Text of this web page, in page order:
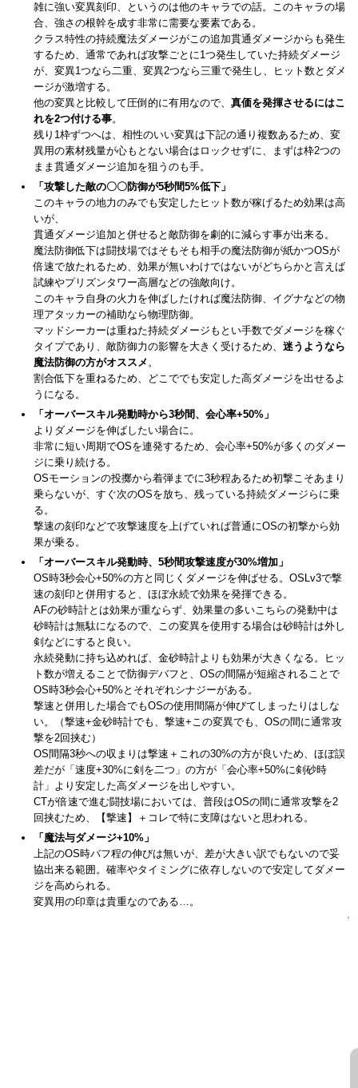
雑に強い変異刻印、というのは他のキャラでの話。このキャラの場
合、強さの根幹を成す非常に需要な要素である。
クラス特性の持続魔法ダメージがこの追加貫通ダメージからも発生
するため、通常であれば攻撃ごとに1つ発生していた持続ダメージ
が、変異1つなら二重、変異2つなら三重で発生し、ヒット数とダメ
ージが激増する。
他の変異と比較して圧倒的に有用なので、 真価を発揮させるにはこ
れを2つ付ける事。
残り1枠ずつへは、相性のいい変異は下記の通り複数あるため、変
異用の素材残量が心もとない場合はロックせずに、まずは枠2つの
まま貫通ダメージ追加を狙うのも手。
「攻撃した敵の〇〇防御が5秒間5%低下」
このキャラの地力のみでも安定したヒット数が稼げるため効果は高
いが、
貫通ダメージ追加と併せると敵防御を劇的に減らす事が出来る。
魔法防御低下は闘技場ではそもそも相手の魔法防御が紙かつOSが
倍速で放たれるため、効果が無いわけではないがどちらかと言えば
試練やプリズンタワー高層などの強敵向け。
このキャラ自身の火力を伸ばしたければ魔法防御、イグナなどの物
理アタッカーの補助なら物理防御。
マッドシーカーは重ねた持続ダメージもとい手数でダメージを稼ぐ
タイプであり、敵防御力の影響を大きく受けるため、 迷うようなら
魔法防御の方がオススメ 。
割合低下を重ねるため、どこででも安定した高ダメージを出せるよ
うになる。
「オーバースキル発動時から3秒間、会心率+50%」
よりダメージを伸ばしたい場合に。
非常に短い周期でOSを連発するため、会心率+50%が多くのダメー
ジに乗り続ける。
OSモーションの投擲から着弾までに3秒程あるため初撃こそあまり
乗らないが、すぐ次のOSを放ち、残っている持続ダメージらに乗
る。
撃速の刻印などで攻撃速度を上げていれば普通にOSの初撃から効
果が乗る。
「オーバースキル発動時、5秒間攻撃速度が30%増加」
OS時3秒会心+50%の方と同じくダメージを伸ばせる。OSLv3で撃
速の刻印と併用すると、ほぼ永続で効果を発揮できる。
AFの砂時計とは効果が重ならず、効果量の多いこちらの発動中は
砂時計は無駄になるので、この変異を使用する場合は砂時計は外し
剣などにすると良い。
永続発動に持ち込めれば、金砂時計よりも効果が大きくなる。ヒッ
ト数が増えることで防御デバフと、OSの間隔が短縮されることで
OS時3秒会心+50%とそれぞれシナジーがある。
撃速と併用した場合でもOSの使用間隔が伸びてしまったりはしな
い。（撃速+金砂時計でも、撃速+この変異でも、OSの間に通常攻
撃を2回挟む）
OS間隔3秒への収まりは撃速＋これの30%の方が良いため、ほぼ誤
差だが「速度+30%に剣を二つ」の方が「会心率+50%に剣砂時
計」より安定した高ダメージを出しやすい。
CTが倍速で進む闘技場においては、普段はOSの間に通常攻撃を2
回挟むため、【撃速】＋コレで特に支障はないと思われる。
「魔法与ダメージ+10%」
上記のOS時バフ程の伸びは無いが、差が大きい訳でもないので妥
協出来る範囲。確率やタイミングに依存しないので安定してダメー
ジを高められる。
変異用の印章は貴重なのである…。
↑